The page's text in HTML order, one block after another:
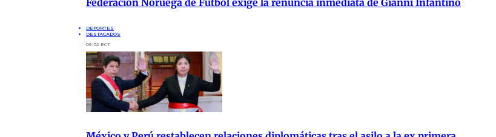
Federación Noruega de Fútbol exige la renuncia inmediata de Gianni Infantino
DEPORTES
DESTACADOS
09:52 ECT